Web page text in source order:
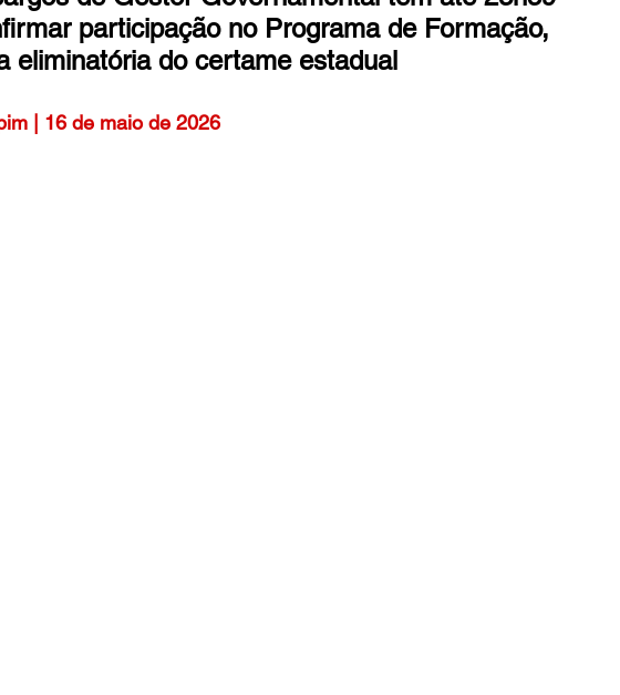
participação no Programa de Formação,
eliminatória do certame estadual
| 16 de maio de 2026